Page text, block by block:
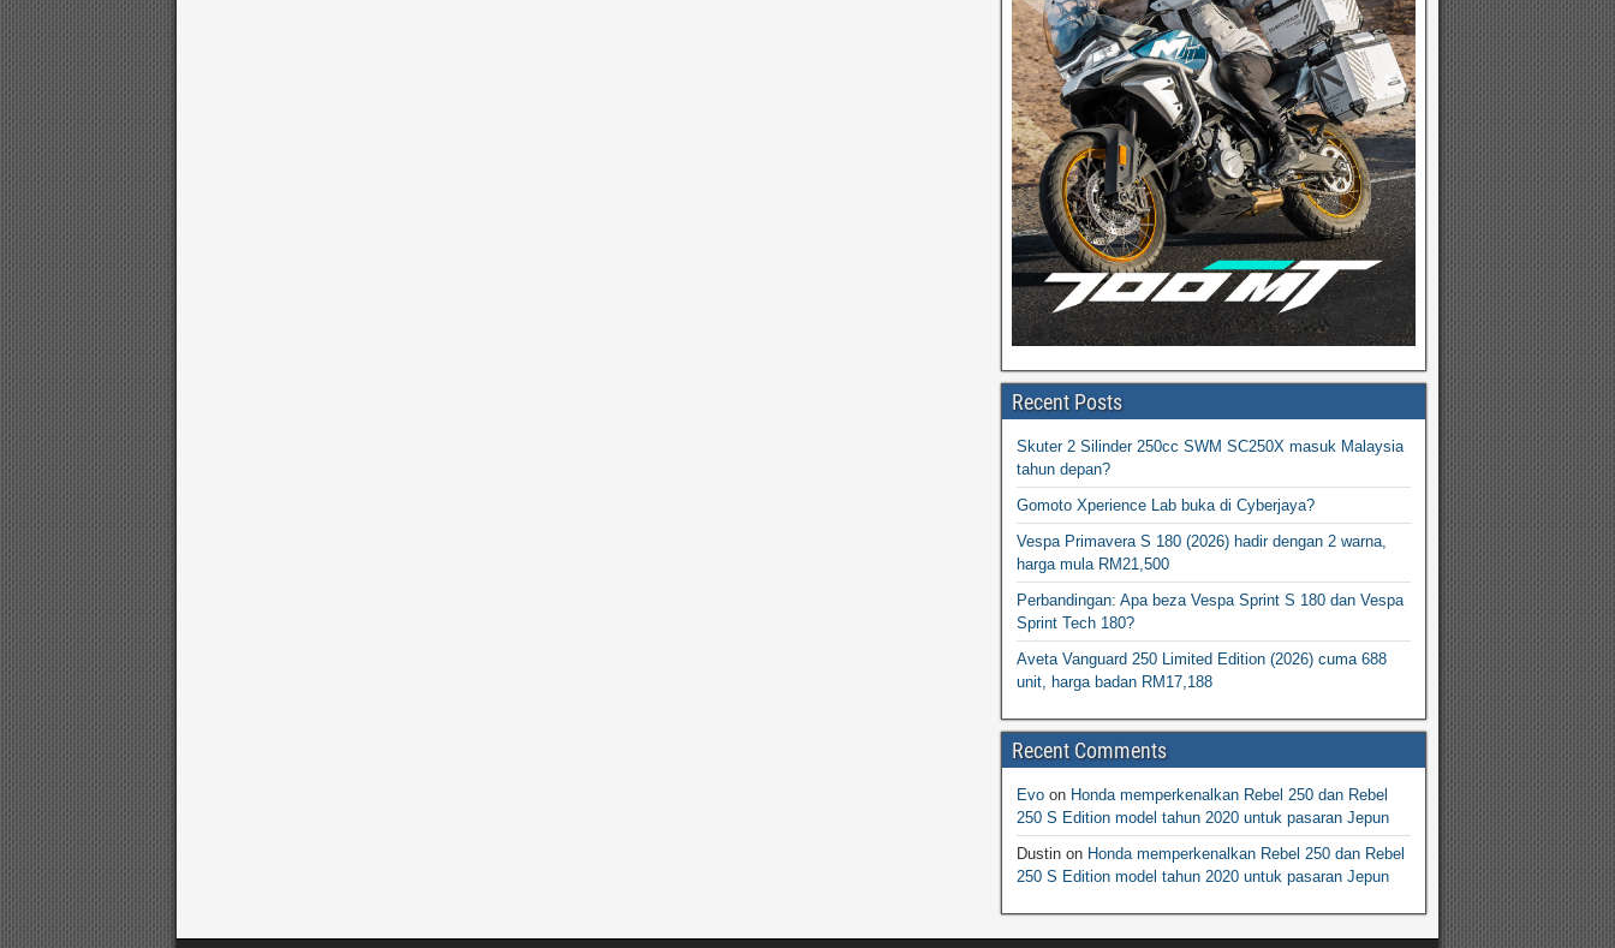
Recent Posts
Skuter 2 Silinder 250cc SWM SC250X masuk Malaysia
tahun depan?
Gomoto Xperience Lab buka di Cyberjaya?
Vespa Primavera S 180 (2026) hadir dengan 2 warna,
harga mula RM21,500
Perbandingan: Apa beza Vespa Sprint S 180 dan Vespa
Sprint Tech 180?
Aveta Vanguard 250 Limited Edition (2026) cuma 688
unit, harga badan RM17,188
Recent Comments
Evo on Honda memperkenalkan Rebel 250 dan Rebel
250 S Edition model tahun 2020 untuk pasaran Jepun
Dustin on Honda memperkenalkan Rebel 250 dan Rebel
250 S Edition model tahun 2020 untuk pasaran Jepun